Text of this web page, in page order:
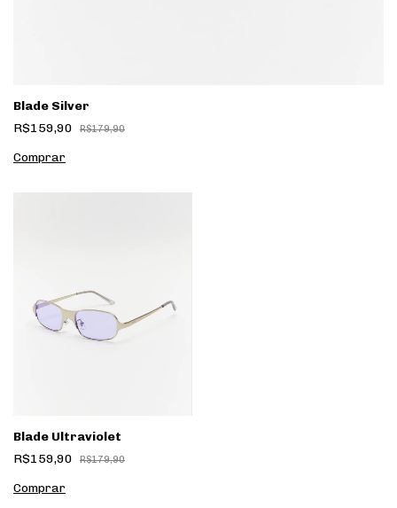
Blade Silver
R$159,90
R$179,90
Blade Ultraviolet
R$159,90
R$179,90